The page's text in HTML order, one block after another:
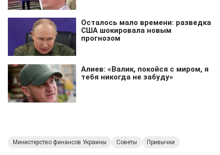
Министерство финансов Украины Советы Привычки